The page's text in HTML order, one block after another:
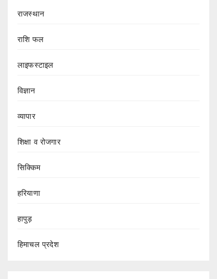
राजस्थान
राशि फल
लाइफस्टाइल
विज्ञान
व्यापार
शिक्षा व रोजगार
सिक्किम
हरियाणा
हापुड़
हिमाचल प्रदेश